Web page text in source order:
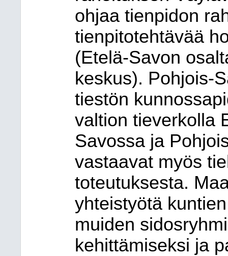
ohjaa tienpidon
tienpitotehtävää
(Etelä-Savon
keskus). Pohjois-
tiestön
valtion tieverkolla
Savossa ja
vastaavat myös
toteutuksesta.
yhteistyötä
muiden
kehittämiseksi ja